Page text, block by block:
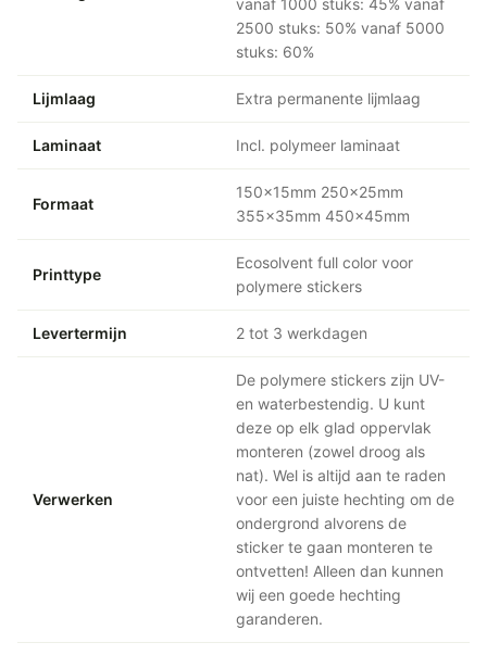
vanaf 1000 stuks: 45% vanaf
2500 stuks: 50% vanaf 5000
stuks: 60%
Lijmlaag Extra permanente lijmlaag
Laminaat Incl. polymeer laminaat
Formaat
150x15mm 250x25mm
355x35mm 450x45mm
Printtype
Ecosolvent full color voor
polymere stickers
Levertermijn 2 tot 3 werkdagen
Verwerken
De polymere stickers zijn UV-
en waterbestendig. U kunt
deze op elk glad oppervlak
monteren (zowel droog als
nat). Wel is altijd aan te raden
voor een juiste hechting om de
ondergrond alvorens de
sticker te gaan monteren te
ontvetten! Alleen dan kunnen
wij een goede hechting
garanderen.